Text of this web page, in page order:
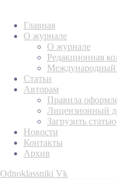
Главная
О журнале
О журнале
Редакционная
Международный
Статьи
Авторам
Правила
Лицензионный
Загрузить статью
Новости
Контакты
Архив
Odnoklassniki Vk